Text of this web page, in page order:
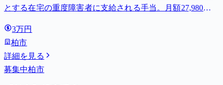
とする在宅の重度障害者に支給される手当。月額27,980
3万円
柏市
詳細を見る
募集中柏市